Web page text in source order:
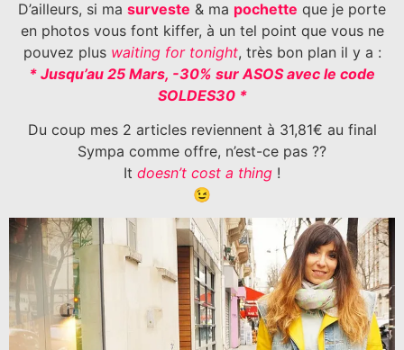
D’ailleurs, si ma surveste & ma pochette que je porte
en photos vous font kiffer, à un tel point que vous ne
pouvez plus waiting for tonight, très bon plan il y a :
* Jusqu’au 25 Mars, -30% sur ASOS avec le code
SOLDES30 *
Du coup mes 2 articles reviennent à 31,81€ au final
Sympa comme offre, n’est-ce pas ??
It doesn’t cost a thing !
😉